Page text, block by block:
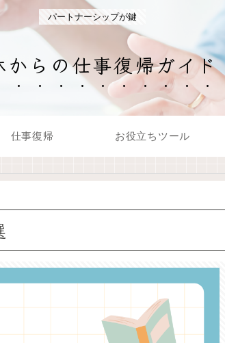
パートナーシップが鍵
からの仕事復帰ガイド
仕事復帰 お役立ちツール